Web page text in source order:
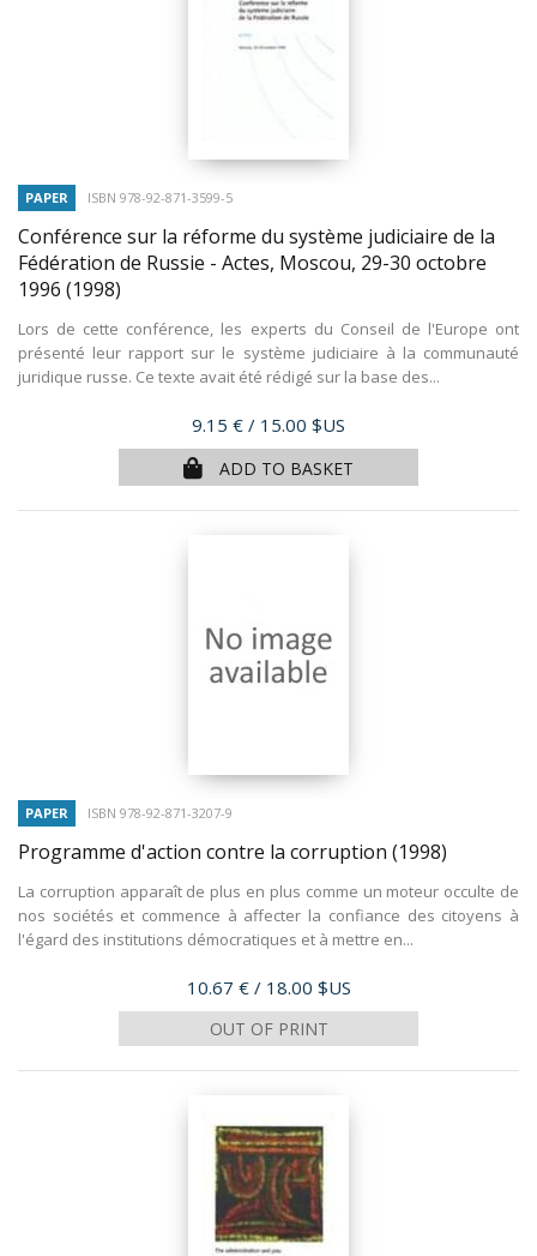
PAPER ISBN 978-92-871-3599-5
Conférence sur la réforme du système judiciaire de la
Fédération de Russie - Actes, Moscou, 29-30 octobre
1996 (1998)
Lors de cette conférence, les experts du Conseil de l'Europe ont
présenté leur rapport sur le système judiciaire à la communauté
juridique russe. Ce texte avait été rédigé sur la base des...
Price
9.15 € / 15.00 $US
ADD TO BASKET
PAPER ISBN 978-92-871-3207-9
Programme d'action contre la corruption (1998)
La corruption apparaît de plus en plus comme un moteur occulte de
nos sociétés et commence à affecter la confiance des citoyens à
l'égard des institutions démocratiques et à mettre en...
Price
10.67 € / 18.00 $US
OUT OF PRINT